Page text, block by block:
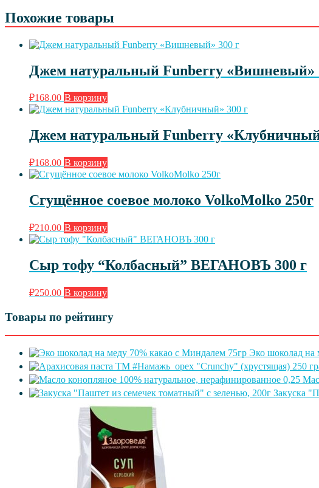
Похожие товары
Джем натуральный Funberry «Вишневый»
₽168.00 В корзину
Джем натуральный Funberry
₽168.00 В корзину
Сгущённое соевое молоко VolkoMolko 250г
₽210.00 В корзину
Сыр тофу “Колбасный” ВЕГАНОВЪ 300 г
₽250.00 В корзину
Товары по рейтингу
Эко шоколад на
Закуска